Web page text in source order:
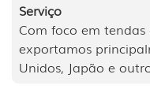
Serviço
Com foco em
exportamos
Unidos, Japão e